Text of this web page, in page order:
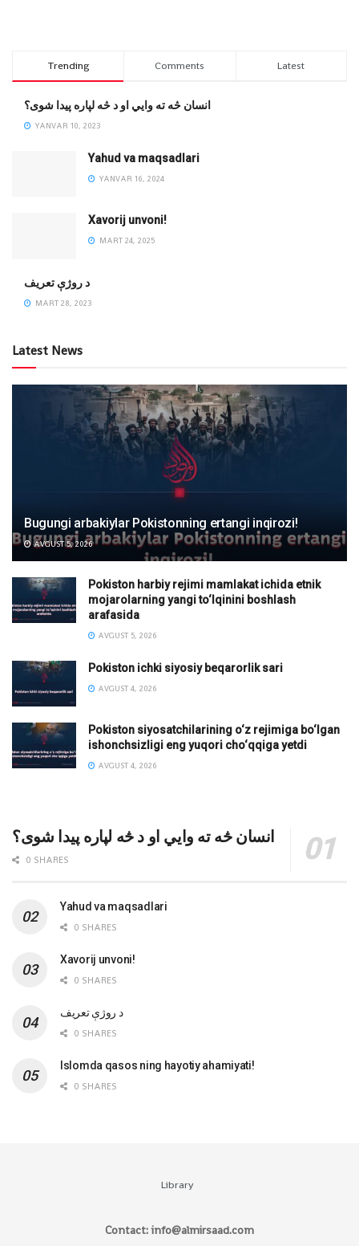
Trending Comments Latest
انسان څه ته وایي او د څه لپاره پیدا شوی؟
YANVAR 10, 2023
Yahud va maqsadlari
YANVAR 16, 2024
Xavorij unvoni!
MART 24, 2025
‌د روژې تعریف
MART 28, 2023
Latest News
Bugungi arbakiylar Pokistonning ertangi inqirozi!
AVGUST 5, 2026
Pokiston harbiy rejimi mamlakat ichida etnik
mojarolarning yangi to‘lqinini boshlash
arafasida
AVGUST 5, 2026
Pokiston ichki siyosiy beqarorlik sari
AVGUST 4, 2026
Pokiston siyosatchilarining o‘z rejimiga bo‘lgan
ishonchsizligi eng yuqori cho‘qqiga yetdi
AVGUST 4, 2026
انسان څه ته وایي او د څه لپاره پیدا شوی؟
0 SHARES
Yahud va maqsadlari
0 SHARES
Xavorij unvoni!
0 SHARES
‌د روژې تعریف
0 SHARES
Islomda qasos ning hayotiy ahamiyati!
0 SHARES
Library
Contact: info@almirsaad.com